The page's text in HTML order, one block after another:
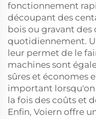
fonctionnement
découpant des
bois ou gravant des
quotidiennement.
leur permet de le
machines sont
sûres et économes
important lorsqu'on
la fois des coûts et
Enfin, Voiern offre